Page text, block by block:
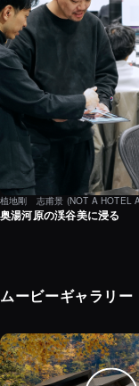
植地剛 志甫景 (NOT A HOTEL
奥湯河原の渓谷美に浸る
ムービーギャラリー